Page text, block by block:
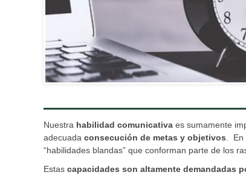
Nuestra habilidad comunicativa es sumamente
adecuada consecución de metas y objetivos. En
“habilidades blandas” que conforman parte de los
Estas capacidades son altamente demandadas